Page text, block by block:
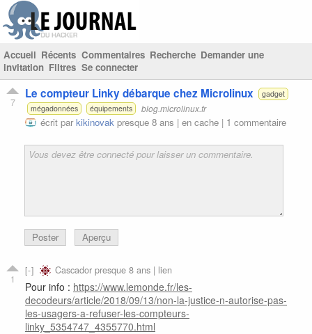
Accueil Récents Commentaires Recherche Demander une
invitation Filtres Se connecter
7
Le compteur Linky débarque chez Microlinux
gadget
mégadonnées
équipements blog.microlinux.fr
écrit parkikinovak presque 8 ans | en cache | 1 commentaire
Poster Aperçu
1
Cascadorpresque 8 ans | lien
Pour info : https://www.lemonde.fr/les-
decodeurs/article/2018/09/13/non-la-justice-n-autorise-pas-
les-usagers-a-refuser-les-compteurs-
linky_5354747_4355770.html